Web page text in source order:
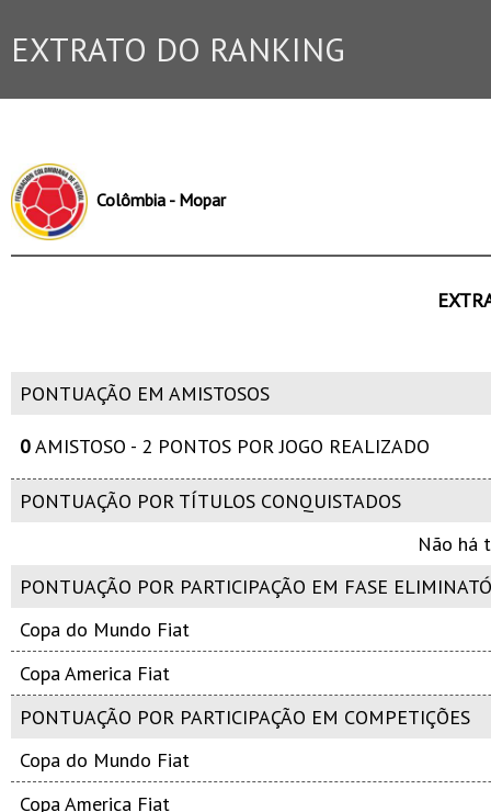
EXTRATO DO RANKING
Colômbia - Mopar
PONTUAÇÃO EM AMISTOSOS
0AMISTOSO - 2 PONTOS POR JOGO REALIZADO
PONTUAÇÃO POR TÍTULOS CONQUISTADOS
Não há
PONTUAÇÃO POR PARTICIPAÇÃO EM FASE
Copa do Mundo Fiat
Copa America Fiat
PONTUAÇÃO POR PARTICIPAÇÃO EM COMPETIÇÕES
Copa do Mundo Fiat
Copa America Fiat